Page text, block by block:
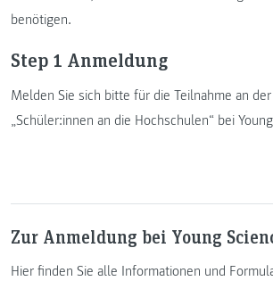
benötigen.
Step 1 Anmeldung
Melden Sie sich bitte für die Teilnahme an
„Schüler:innen an die Hochschulen“ bei
Zur Anmeldung bei Young
Hier finden Sie alle Informationen und